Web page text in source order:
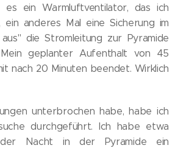
es ein Warmluftventilator, das ich
ein anderes Mal eine Sicherung im
die Stromleitung zur Pyramide
geplanter Aufenthalt von 45
nach 20 Minuten beendet. Wirklich
unterbrochen habe, habe ich
durchgeführt. Ich habe etwa
Nacht in der Pyramide ein